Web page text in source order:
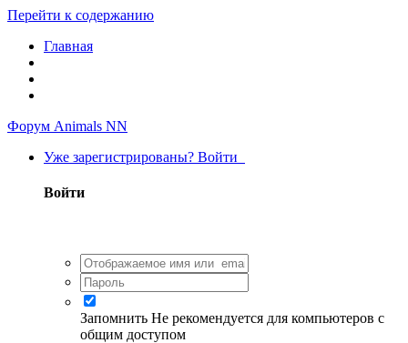
Перейти к содержанию
Главная
Форум Animals NN
Уже зарегистрированы? Войти
Войти
Запомнить Не рекомендуется для компьютеров с
общим доступом